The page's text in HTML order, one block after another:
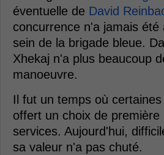
éventuelle de David
concurrence n'a jamais été
sein de la brigade bleue.
Xhekaj n'a plus beaucoup
manoeuvre.
Il fut un temps où
offert un choix de première
services. Aujourd'hui,
sa valeur n'a pas chuté.